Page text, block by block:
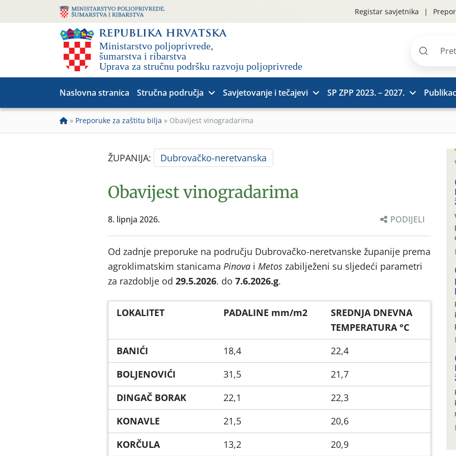
Registar savjetnika
Pretraži
Naslovna stranica Stručna područja Savjetovanje i tečajevi SP ZPP 2023. – 2027.
» Preporuke za zaštitu bilja » Obavijest vinogradarima
ŽUPANIJA: Dubrovačko-neretvanska
Obavijest vinogradarima
8. lipnja 2026. PODIJELI
Od zadnje preporuke na području Dubrovačko-neretvanske županije prema
agroklimatskim stanicama Pinova i Metos zabilježeni su sljedeći parametri
za razdoblje od 29.5.2026. do 7.6.2026.g.
LOKALITET PADALINE mm/m2
SREDNJA DNEVNA
TEMPERATURA °C
BANIĆI
18,4
22,4
BOLJENOVIĆI
31,5
21,7
DINGAČ BORAK
22,1
22,3
KONAVLE
21,5
20,6
KORČULA
13,2
20,9